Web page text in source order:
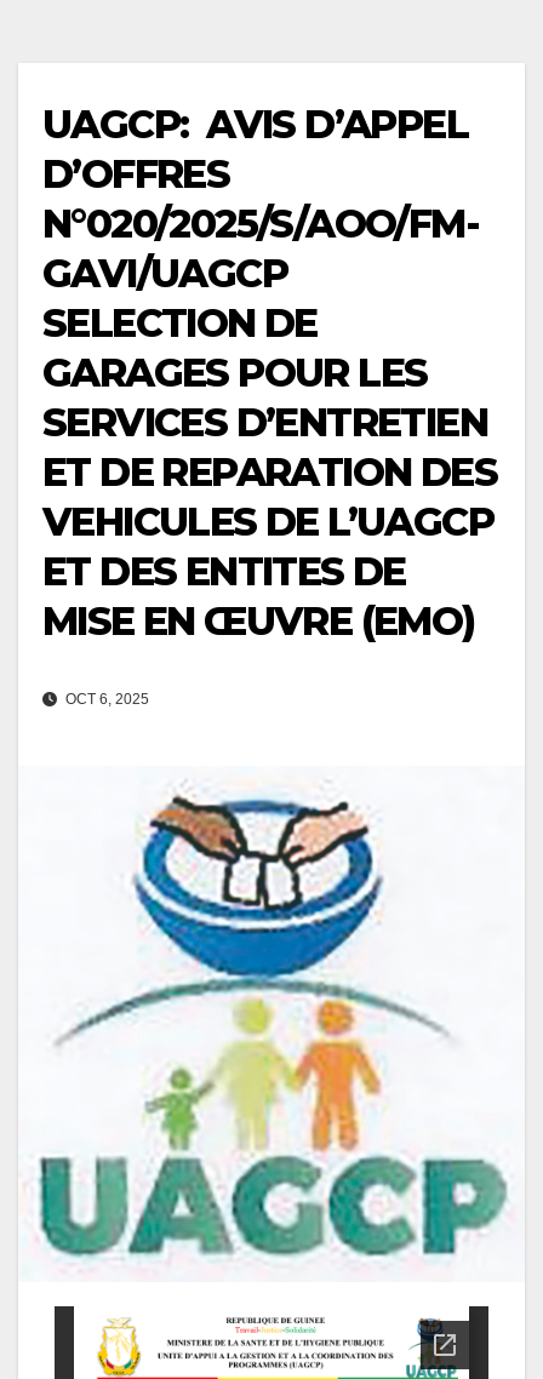
UAGCP: AVIS D’APPEL
D’OFFRES
N°020/2025/S/AOO/FM-
GAVI/UAGCP
SELECTION DE
GARAGES POUR LES
SERVICES D’ENTRETIEN
ET DE REPARATION DES
VEHICULES DE L’UAGCP
ET DES ENTITES DE
MISE EN ŒUVRE (EMO)
OCT 6, 2025